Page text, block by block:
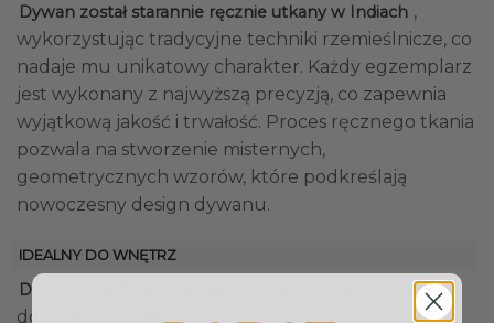
Dywan został starannie ręcznie utkany w Indiach ,
wykorzystując tradycyjne techniki rzemieślnicze, co
nadaje mu unikatowy charakter. Każdy egzemplarz
jest wykonany z najwyższą precyzją, co zapewnia
wyjątkową jakość i trwałość. Proces ręcznego tkania
pozwala na stworzenie misternych,
geometrycznych wzorów, które podkreślają
nowoczesny design dywanu.
IDEALNY DO WNĘTRZ
Dywan z abstrakcyjnym, wielokolorowym wzorem
doskonale pasuje do nowoczesnych wnętrz, w